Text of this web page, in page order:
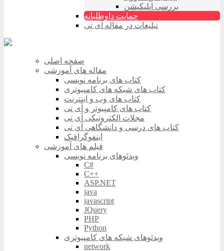
بررسی اپلیکیشن
حمایت داوطلبانه
تبلیغات در مقاله آی تی
صفحه اصلی
مقاله های آموزشی
کتاب های برنامه نویسی
کتاب های شبکه های کامپیوتری
کتاب های وب و اینترنت
کتاب های کامپیوتر و آی تی
مجلات الکترونیکی آی تی
کتاب های درسی و دانشگاهی آی تی
اینفوگرافیک
فیلم های آموزشی
ویدئوهای برنامه نویسی
C#
C++
ASP.NET
java
javascript
JQuery
PHP
Python
ویدئوهای شبکه های کامپیوتری
network